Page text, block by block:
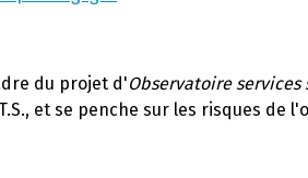
du projet d'Observatoire
et se penche sur les risques de